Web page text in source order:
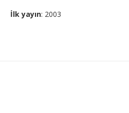
İlk yayın: 2003